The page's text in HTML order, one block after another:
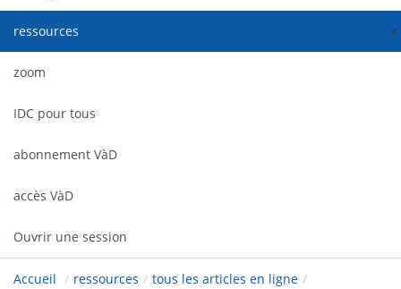
ressources
zoom
IDC pour tous
abonnement VàD
accès VàD
Ouvrir une session
Accueil / ressources / tous les articles en ligne /